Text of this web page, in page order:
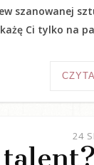
szanowanej
Ci tylko na
24